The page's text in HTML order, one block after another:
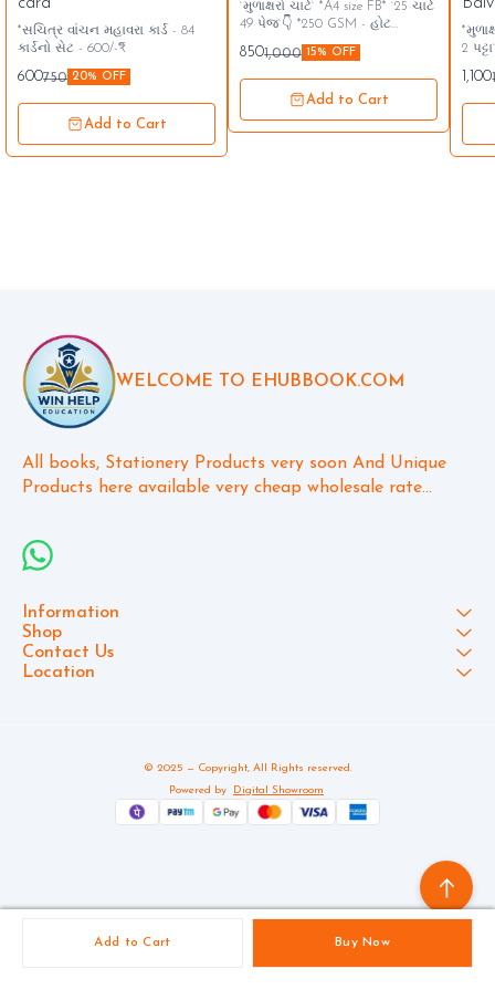
Add to Cart Buy Now
card
*સચિત્ર વાંચન મહાવરા કાર્ડ - 84
કાર્ડનો સેટ - 600/-₹*
600750 20% OFF
Add to Cart
`મુળાક્ષરો ચાર્ટ` *A4 size FB* `25 ચાર્ટ
49 પેજ`👇 *250 GSM - હોટ
પાછળ પ્રિન્ટ ચાર્ટ 25
8501,000 15% OFF
Add to Cart
2 પટ્ટા`* *બાલ વાટિકા અને
સંપર્ક...👇🏻
1,100
WELCOME TO EHUBBOOK.COM
All books, Stationery Products very soon And Unique
Products here available very cheap wholesale rate...
Information
Shop
Contact Us
Location
© 2025 — Copyright, All Rights reserved.
Powered
by Digital Showroom